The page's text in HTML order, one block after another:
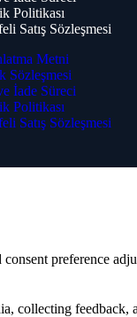
Politikası
Satış Sözleşmesi
Metni
Sözleşmesi
İade Süreci
Politikası
Satış Sözleşmesi
preference
collecting feedback,